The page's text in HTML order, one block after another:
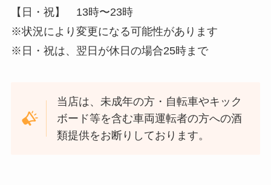
【日・祝】 13時〜23時
※状況により変更になる可能性があります
※日・祝は、翌日が休日の場合25時まで
当店は、未成年の方・自転車やキック
ボード等を含む車両運転者の方への酒
類提供をお断りしております。